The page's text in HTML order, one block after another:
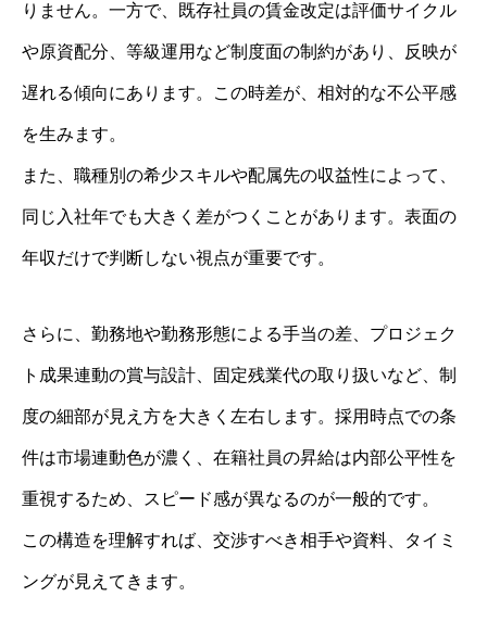
りません。一方で、既存社員の賃金改定は評価サイクル
や原資配分、等級運用など制度面の制約があり、反映が
遅れる傾向にあります。この時差が、相対的な不公平感
を生みます。
また、職種別の希少スキルや配属先の収益性によって、
同じ入社年でも大きく差がつくことがあります。表面の
年収だけで判断しない視点が重要です。
さらに、勤務地や勤務形態による手当の差、プロジェク
ト成果連動の賞与設計、固定残業代の取り扱いなど、制
度の細部が見え方を大きく左右します。採用時点での条
件は市場連動色が濃く、在籍社員の昇給は内部公平性を
重視するため、スピード感が異なるのが一般的です。
この構造を理解すれば、交渉すべき相手や資料、タイミ
ングが見えてきます。